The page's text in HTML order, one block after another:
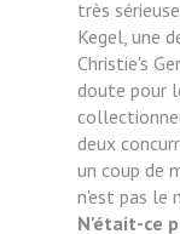
très
Kegel, une
Christie's
doute pour
deux
un coup de
n'est pas le
N'était-ce